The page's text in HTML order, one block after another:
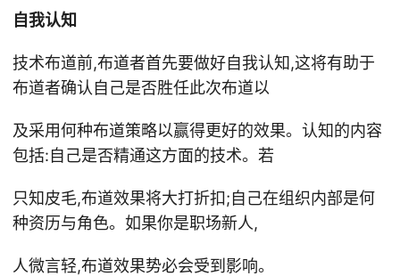
自我认知
技术布道前,布道者首先要做好自我认知,这将有助于
布道者确认自己是否胜任此次布道以
及采用何种布道策略以赢得更好的效果。认知的内容
包括:自己是否精通这方面的技术。若
只知皮毛,布道效果将大打折扣;自己在组织内部是何
种资历与角色。如果你是职场新人,
人微言轻,布道效果势必会受到影响。